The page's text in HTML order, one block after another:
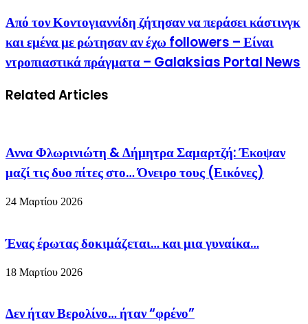
Από τον Κοντογιαννίδη ζήτησαν να περάσει κάστινγκ
και εμένα με ρώτησαν αν έχω followers – Είναι
ντροπιαστικά πράγματα – Galaksias Portal News
Related Articles
Αννα Φλωρινιώτη & Δήμητρα Σαμαρτζή: Έκοψαν
μαζί τις δυο πίτες στο… Όνειρο τους (Εικόνες)
24 Μαρτίου 2026
Ένας έρωτας δοκιμάζεται… και μια γυναίκα…
18 Μαρτίου 2026
Δεν ήταν Βερολίνο… ήταν “φρένο”